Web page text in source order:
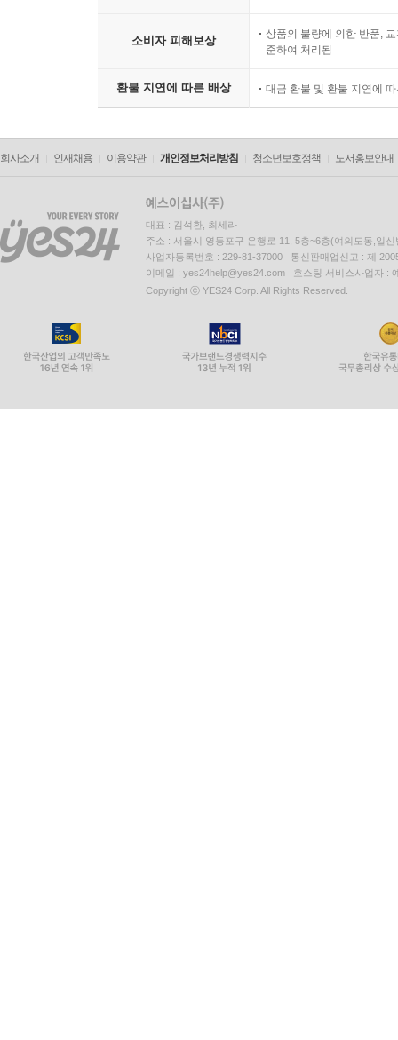
소비자 피해보상
상품의 불량에 의한 반품,
준하여 처리됨
환불 지연에 따른 배상 대금 환불 및 환불 지연에
회사소개 인재채용 이용약관 개인정보처리방침 청소년보호정책 도서홍보안내
대표 : 김석환, 최세라
주소 : 서울시 영등포구 은행로 11, 5층~6층(여의도동,일신
사업자등록번호 : 229-81-37000 통신판매업신고 : 제
이메일 : yes24help@yes24.com 호스팅 서비스사업자 :
Copyright ⓒ YES24 Corp. All Rights Reserved.